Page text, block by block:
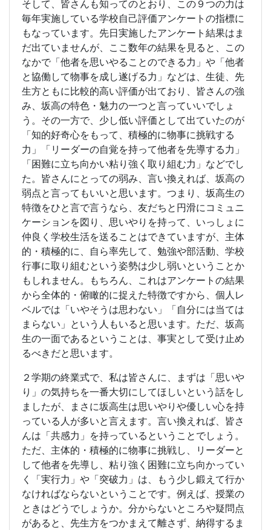
そして、皆さんも知ってのとおり、この９つの力は
毎年実施している学校自己評価アンケートの指標に
もなっています。先日実施したアンケート結果はま
だ出ていませんが、ここ数年の結果を見ると、この
なかで「他者を思いやることのできる力」や「他者
と協働して物事を成し遂げる力」などは、生徒、先
生方ともに比較的高い評価が出ており、皆さんの強
み、坂高の特色・魅力の一つと言っていいでしょ
う。その一方で、少し低い評価として出ていたのが
「知的好奇心をもって、積極的に物事に挑戦する
力」「リーダーの自覚を持って他者を先導する力」
「困難に立ち向かい粘り強く取り組む力」などでし
た。皆さんにとっての弱み、言い換えれば、坂高の
弱点と言ってもいいと思います。つまり、坂高生の
特徴をひと言で言うなら、友だちと円滑にコミュニ
ケーションを図り、思いやりを持って、いっしょに
仲良く学校生活を送ることはできていますが、主体
的・積極的に、自ら率先して、勉強や部活動、学校
行事に取り組むという姿勢は少し弱いということか
もしれません。もちろん、これはアンケートの結果
から全体的・俯瞰的に捉えた特徴ですから、個人レ
ベルでは「いやそうは思わない」「自分には当ては
まらない」という人もいると思います。ただ、坂高
生の一面であるということは、事実として受け止め
るべきだと思います。
２学期の終業式で、私は皆さんに、まずは「思いや
り」の気持ちを一番大切にしてほしいという話をし
ましたが、まさに坂高生は思いやりや優しい心を持
っている人が多いと言えます。言い換えれば、皆さ
んは「共感力」を持っているということでしょう。
ただ、主体的・積極的に物事に挑戦し、リーダーと
して他者を先導し、粘り強く困難に立ち向かってい
く「実行力」や「突破力」は、もう少し鍛えて行か
なければならないということです。例えば、授業の
ときはどうでしょうか。分からないところや疑問点
があると、先生方をつかまえて離さず、納得するま